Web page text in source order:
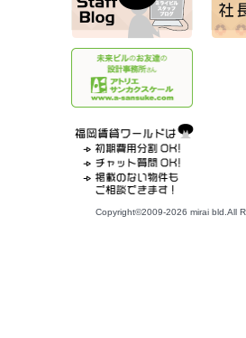
Copyright©2009-2026 mirai bld.All